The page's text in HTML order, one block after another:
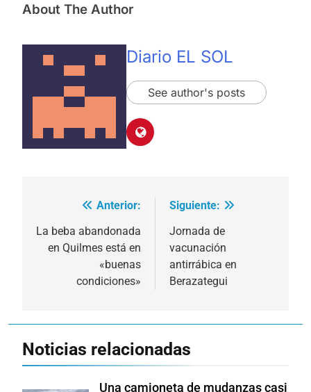
About The Author
Diario EL SOL
See author's posts
Navegación
de
entradas
Anterior:
La beba abandonada
en Quilmes está en
«buenas
condiciones»
Siguiente:
Jornada de
vacunación
antirrábica en
Berazategui
Noticias relacionadas
Una camioneta de mudanzas casi